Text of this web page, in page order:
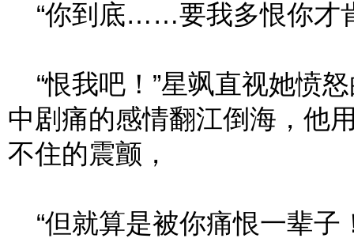
“你到底……要我多恨你才
“恨我吧！”星飒直视她愤
中剧痛的感情翻江倒海，他
不住的震颤，
“但就算是被你痛恨一辈子